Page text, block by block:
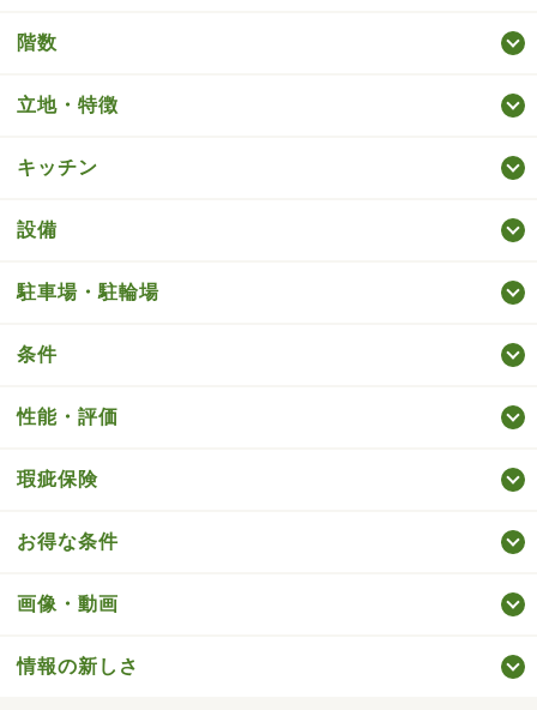
階数
立地・特徴
キッチン
設備
駐車場・駐輪場
条件
性能・評価
瑕疵保険
お得な条件
画像・動画
情報の新しさ